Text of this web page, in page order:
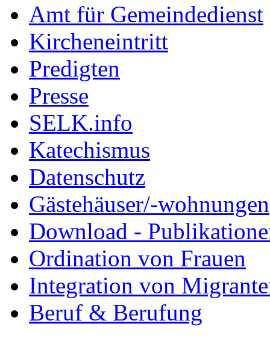
Amt für Gemeindedienst
Kircheneintritt
Predigten
Presse
SELK.info
Katechismus
Datenschutz
Gästehäuser/-wohnungen
Download -
Ordination von Frauen
Integration von
Beruf & Berufung